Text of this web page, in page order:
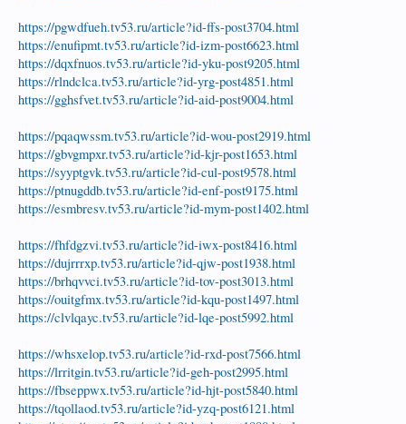
https://pgwdfueh.tv53.ru/article?id-ffs-post3704.html
https://enufipmt.tv53.ru/article?id-izm-post6623.html
https://dqxfnuos.tv53.ru/article?id-yku-post9205.html
https://rlndclca.tv53.ru/article?id-yrg-post4851.html
https://gghsfvet.tv53.ru/article?id-aid-post9004.html
https://pqaqwssm.tv53.ru/article?id-wou-post2919.html
https://gbvgmpxr.tv53.ru/article?id-kjr-post1653.html
https://syyptgvk.tv53.ru/article?id-cul-post9578.html
https://ptnugddb.tv53.ru/article?id-enf-post9175.html
https://esmbresv.tv53.ru/article?id-mym-post1402.html
https://fhfdgzvi.tv53.ru/article?id-iwx-post8416.html
https://dujrrrxp.tv53.ru/article?id-qjw-post1938.html
https://brhqvvci.tv53.ru/article?id-tov-post3013.html
https://ouitgfmx.tv53.ru/article?id-kqu-post1497.html
https://clvlqayc.tv53.ru/article?id-lqe-post5992.html
https://whsxelop.tv53.ru/article?id-rxd-post7566.html
https://lrritgin.tv53.ru/article?id-geh-post2995.html
https://fbseppwx.tv53.ru/article?id-hjt-post5840.html
https://tqollaod.tv53.ru/article?id-yzq-post6121.html